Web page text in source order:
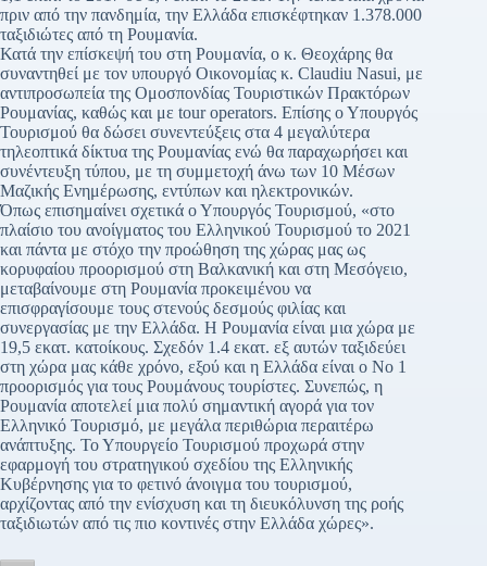
πριν από την πανδημία, την Ελλάδα επισκέφτηκαν 1.378.000
ταξιδιώτες από τη Ρουμανία.
Κατά την επίσκεψή του στη Ρουμανία, ο κ. Θεοχάρης θα
συναντηθεί με τον υπουργό Οικονομίας κ. Claudiu Nasui, με
αντιπροσωπεία της Ομοσπονδίας Τουριστικών Πρακτόρων
Ρουμανίας, καθώς και με tour operators. Επίσης ο Υπουργός
Τουρισμού θα δώσει συνεντεύξεις στα 4 μεγαλύτερα
τηλεοπτικά δίκτυα της Ρουμανίας ενώ θα παραχωρήσει και
συνέντευξη τύπου, με τη συμμετοχή άνω των 10 Μέσων
Μαζικής Ενημέρωσης, εντύπων και ηλεκτρονικών.
Όπως επισημαίνει σχετικά ο Υπουργός Τουρισμού, «στο
πλαίσιο του ανοίγματος του Ελληνικού Τουρισμού το 2021
και πάντα με στόχο την προώθηση της χώρας μας ως
κορυφαίου προορισμού στη Βαλκανική και στη Μεσόγειο,
μεταβαίνουμε στη Ρουμανία προκειμένου να
επισφραγίσουμε τους στενούς δεσμούς φιλίας και
συνεργασίας με την Ελλάδα. Η Ρουμανία είναι μια χώρα με
19,5 εκατ. κατοίκους. Σχεδόν 1.4 εκατ. εξ αυτών ταξιδεύει
στη χώρα μας κάθε χρόνο, εξού και η Ελλάδα είναι ο Νο 1
προορισμός για τους Ρουμάνους τουρίστες. Συνεπώς, η
Ρουμανία αποτελεί μια πολύ σημαντική αγορά για τον
Ελληνικό Τουρισμό, με μεγάλα περιθώρια περαιτέρω
ανάπτυξης. Το Υπουργείο Τουρισμού προχωρά στην
εφαρμογή του στρατηγικού σχεδίου της Ελληνικής
Κυβέρνησης για το φετινό άνοιγμα του τουρισμού,
αρχίζοντας από την ενίσχυση και τη διευκόλυνση της ροής
ταξιδιωτών από τις πιο κοντινές στην Ελλάδα χώρες».